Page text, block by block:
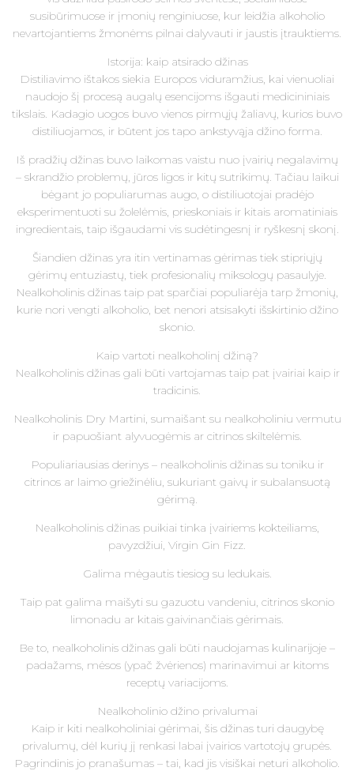
susibūrimuose ir įmonių renginiuose, kur leidžia alkoholio
nevartojantiems žmonėms pilnai dalyvauti ir jaustis įtrauktiems.
Istorija: kaip atsirado džinas
Distiliavimo ištakos siekia Europos viduramžius, kai vienuoliai
naudojo šį procesą augalų esencijoms išgauti medicininiais
tikslais. Kadagio uogos buvo vienos pirmųjų žaliavų, kurios buvo
distiliuojamos, ir būtent jos tapo ankstyvąja džino forma.
Iš pradžių džinas buvo laikomas vaistu nuo įvairių negalavimų
– skrandžio problemų, jūros ligos ir kitų sutrikimų. Tačiau laikui
bėgant jo populiarumas augo, o distiliuotojai pradėjo
eksperimentuoti su žolelėmis, prieskoniais ir kitais aromatiniais
ingredientais, taip išgaudami vis sudėtingesnį ir ryškesnį skonį.
Šiandien džinas yra itin vertinamas gėrimas tiek stipriųjų
gėrimų entuziastų, tiek profesionalių miksologų pasaulyje.
Nealkoholinis džinas taip pat sparčiai populiarėja tarp žmonių,
kurie nori vengti alkoholio, bet nenori atsisakyti išskirtinio džino
skonio.
Kaip vartoti nealkoholinį džiną?
Nealkoholinis džinas gali būti vartojamas taip pat įvairiai kaip ir
tradicinis.
Nealkoholinis Dry Martini, sumaišant su nealkoholiniu vermutu
ir papuošiant alyvuogėmis ar citrinos skiltelėmis.
Populiariausias derinys – nealkoholinis džinas su toniku ir
citrinos ar laimo griežinėliu, sukuriant gaivų ir subalansuotą
gėrimą.
Nealkoholinis džinas puikiai tinka įvairiems kokteiliams,
pavyzdžiui, Virgin Gin Fizz.
Galima mėgautis tiesiog su ledukais.
Taip pat galima maišyti su gazuotu vandeniu, citrinos skonio
limonadu ar kitais gaivinančiais gėrimais.
Be to, nealkoholinis džinas gali būti naudojamas kulinarijoje –
padažams, mėsos (ypač žvėrienos) marinavimui ar kitoms
receptų variacijoms.
Nealkoholinio džino privalumai
Kaip ir kiti nealkoholiniai gėrimai, šis džinas turi daugybę
privalumų, dėl kurių jį renkasi labai įvairios vartotojų grupės.
Pagrindinis jo pranašumas – tai, kad jis visiškai neturi alkoholio.